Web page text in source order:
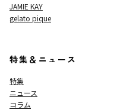
JAMIE KAY
gelato pique
特集＆ニュース
特集
ニュース
コラム